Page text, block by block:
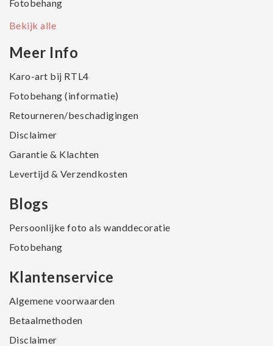
Fotobehang
Bekijk alle
Meer Info
Karo-art bij RTL4
Fotobehang (informatie)
Retourneren/beschadigingen
Disclaimer
Garantie & Klachten
Levertijd & Verzendkosten
Blogs
Persoonlijke foto als wanddecoratie
Fotobehang
Klantenservice
Algemene voorwaarden
Betaalmethoden
Disclaimer